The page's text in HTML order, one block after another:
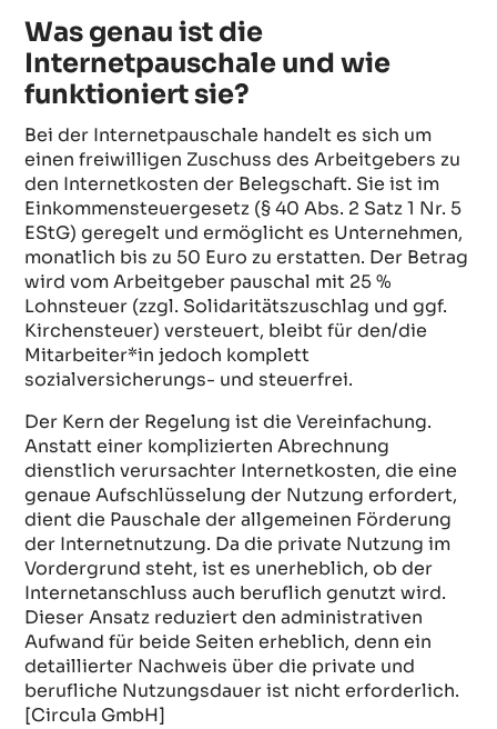
Was genau ist die
Internetpauschale und wie
funktioniert sie?
Bei der Internetpauschale handelt es sich um
einen freiwilligen Zuschuss des Arbeitgebers zu
den Internetkosten der Belegschaft. Sie ist im
Einkommensteuergesetz (§ 40 Abs. 2 Satz 1 Nr. 5
EStG) geregelt und ermöglicht es Unternehmen,
monatlich bis zu 50 Euro zu erstatten. Der Betrag
wird vom Arbeitgeber pauschal mit 25 %
Lohnsteuer (zzgl. Solidaritätszuschlag und ggf.
Kirchensteuer) versteuert, bleibt für den/die
Mitarbeiter*in jedoch komplett
sozialversicherungs- und steuerfrei.
Der Kern der Regelung ist die Vereinfachung.
Anstatt einer komplizierten Abrechnung
dienstlich verursachter Internetkosten, die eine
genaue Aufschlüsselung der Nutzung erfordert,
dient die Pauschale der allgemeinen Förderung
der Internetnutzung. Da die private Nutzung im
Vordergrund steht, ist es unerheblich, ob der
Internetanschluss auch beruflich genutzt wird.
Dieser Ansatz reduziert den administrativen
Aufwand für beide Seiten erheblich, denn ein
detaillierter Nachweis über die private und
berufliche Nutzungsdauer ist nicht erforderlich.
[Circula GmbH]